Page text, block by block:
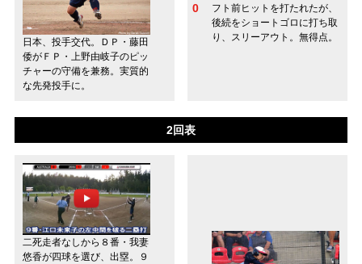
日本、投手交代。ＤＰ・藤田
倭がＦＰ・上野由岐子のピッ
チャーの守備を兼務。実質的
な先発投手に。
フト前ヒットを打たれたが、
後続をショートゴロに打ち取
り、スリーアウト。無得点。
0
2回表
二死走者なしから８番・我妻
悠香が四球を選び、出塁。９